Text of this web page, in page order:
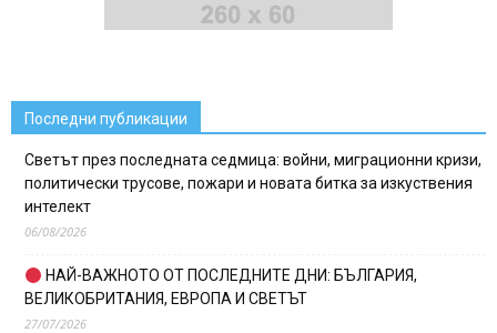
Последни публикации
Светът през последната седмица: войни, миграционни кризи,
политически трусове, пожари и новата битка за изкуствения
интелект
06/08/2026
НАЙ-ВАЖНОТО ОТ ПОСЛЕДНИТЕ ДНИ: БЪЛГАРИЯ,
ВЕЛИКОБРИТАНИЯ, ЕВРОПА И СВЕТЪТ
27/07/2026